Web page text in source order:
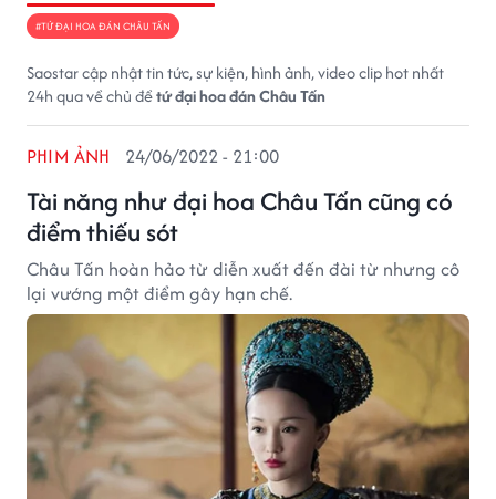
#TỨ ĐẠI HOA ĐÁN CHÂU TẤN
Saostar cập nhật tin tức, sự kiện, hình ảnh, video clip hot nhất
24h qua về chủ đềtứ đại hoa đán Châu Tấn
Tài năng như đại hoa Châu Tấn cũng có
điểm thiếu sót
PHIM ẢNH 24/06/2022 - 21:00
Châu Tấn hoàn hảo từ diễn xuất đến đài từ nhưng cô
lại vướng một điểm gây hạn chế.